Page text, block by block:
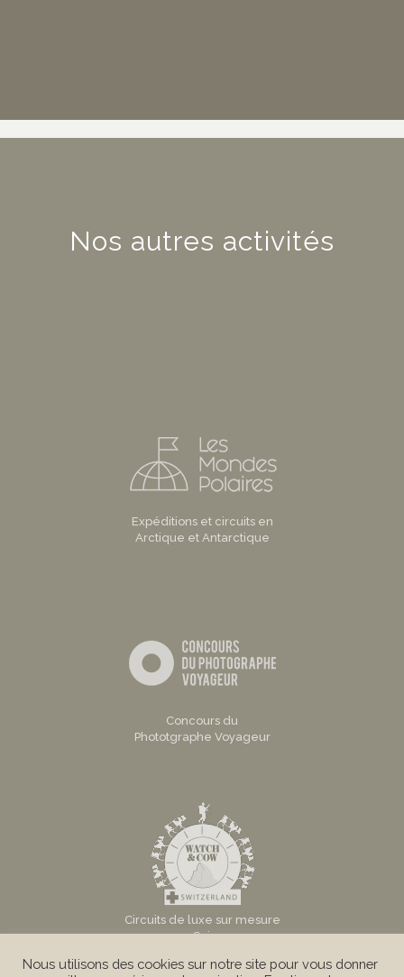
Nos autres activités
Expéditions et circuits en
Arctique et Antarctique
Concours du
Phototgraphe Voyageur
Circuits de luxe sur mesure
en Suisse
Nous utilisons des cookies sur notre site pour vous donner